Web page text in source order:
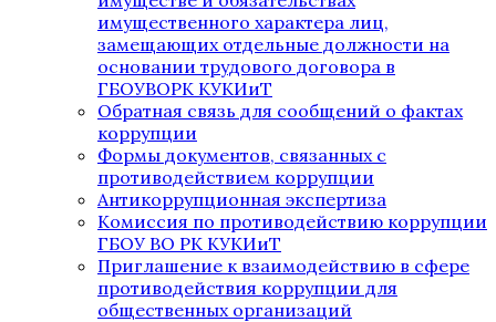
имущественного характера лиц,
замещающих отдельные должности на
основании трудового договора в
ГБОУВОРК КУКИиТ
Обратная связь для сообщений о фактах
коррупции
Формы документов, связанных с
противодействием коррупции
Антикоррупционная экспертиза
Комиссия по противодействию коррупции
ГБОУ ВО РК КУКИиТ
Приглашение к взаимодействию в сфере
противодействия коррупции для
общественных организаций